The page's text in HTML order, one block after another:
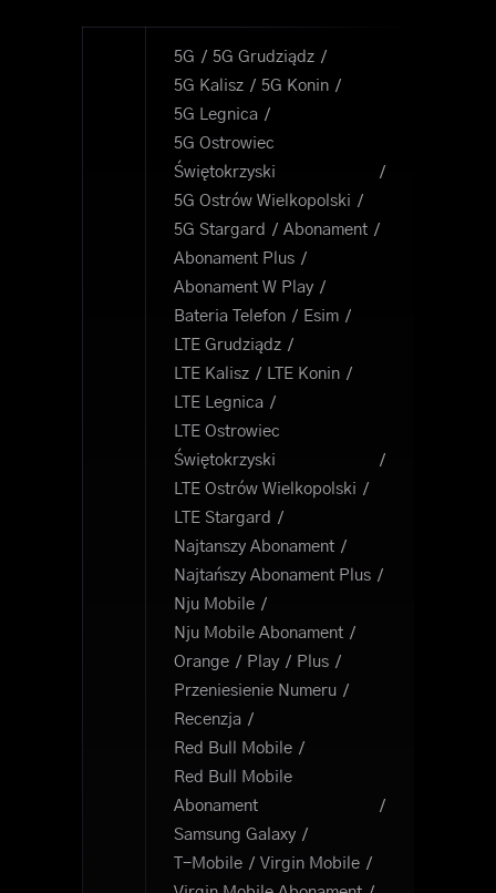
5G
5G Grudziądz
5G Kalisz
5G Konin
5G Legnica
5G Ostrowiec
Świętokrzyski
5G Ostrów Wielkopolski
5G Stargard
Abonament
Abonament Plus
Abonament W Play
Bateria Telefon
Esim
LTE Grudziądz
LTE Kalisz
LTE Konin
LTE Legnica
LTE Ostrowiec
Świętokrzyski
LTE Ostrów Wielkopolski
LTE Stargard
Najtanszy Abonament
Najtańszy Abonament Plus
Nju Mobile
Nju Mobile Abonament
Orange
Play
Plus
Przeniesienie Numeru
Recenzja
Red Bull Mobile
Red Bull Mobile
Abonament
Samsung Galaxy
T-Mobile
Virgin Mobile